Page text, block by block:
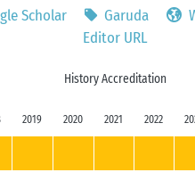
Scholar Garuda
Editor URL
History Accreditation
2019 2020 2021 2022